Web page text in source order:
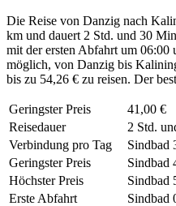
Die Reise von Danzig nach
km und dauert 2 Std. und 30
mit der ersten Abfahrt um 06:00
möglich, von Danzig bis
bis zu 54,26 € zu reisen. Der
Geringster Preis
41,00 €
Reisedauer
2 Std.
Verbindung pro Tag
Sindbad
Geringster Preis
Sindbad
Höchster Preis
Sindbad
Erste Abfahrt
Sindbad